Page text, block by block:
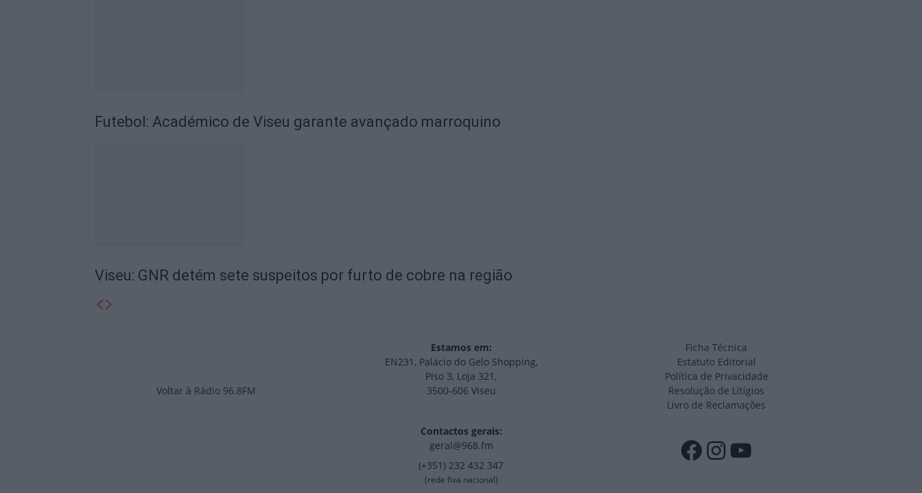
Futebol: Académico de Viseu garante avançado marroquino
Viseu: GNR detém sete suspeitos por furto de cobre na região
Voltar à Rádio 96.8FM
Estamos em:
EN231, Palácio do Gelo Shopping,
Piso 3, Loja 321,
3500-606 Viseu
Contactos gerais:
geral@968.fm
(+351) 232 432 347
(rede fixa nacional)
Ficha Técnica
Estatuto Editorial
Política de Privacidade
Resolução de Litígios
Livro de Reclamações
Facebook
Instagram
YouTube